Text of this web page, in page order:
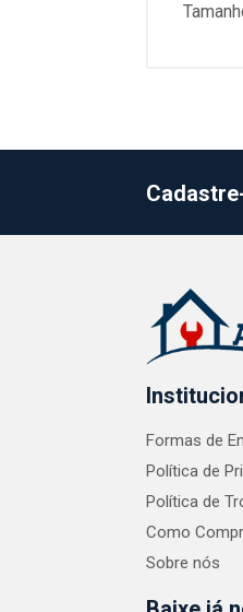
Formas de
Política de
Política de
Como
Sobre nós